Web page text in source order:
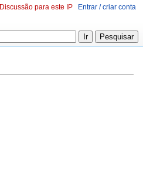
Discussão para este IP Entrar / criar conta